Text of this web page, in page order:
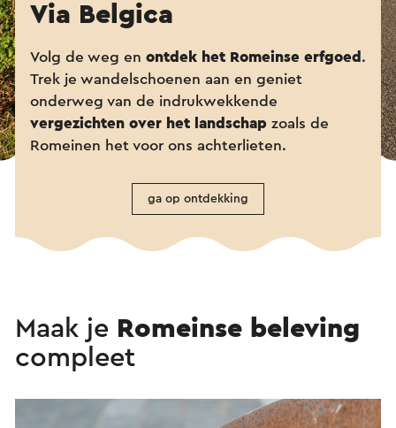
Via Belgica
Volg de weg en ontdek het Romeinse erfgoed .
Trek je wandelschoenen aan en geniet
onderweg van de indrukwekkende
vergezichten over het landschap zoals de
Romeinen het voor ons achterlieten.
ga op ontdekking
Maak je Romeinse beleving
compleet